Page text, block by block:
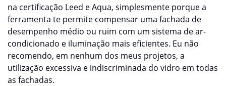
na certificação Leed e Aqua, simplesmente porque a
ferramenta te permite compensar uma fachada de
desempenho médio ou ruim com um sistema de ar-
condicionado e iluminação mais eficientes. Eu não
recomendo, em nenhum dos meus projetos, a
utilização excessiva e indiscriminada do vidro em todas
as fachadas.